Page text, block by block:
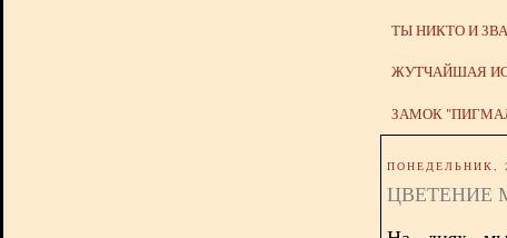
ТЫ НИКТО И
ЖУТЧАЙШАЯ
ЗАМОК
ПОНЕДЕЛЬНИК,
ЦВЕТЕНИЕ